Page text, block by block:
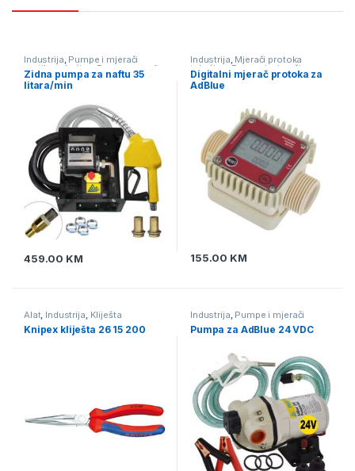
Industrija, Pumpe i mjerači
protika tekućine Pumpe za naftu
Zidna pumpa za naftu 35
litara/min
459.00 KM
Industrija, Mjerači protoka
tekućine ,Pumpe i mjerači
protika tekućine
Digitalni mjerač protoka za
AdBlue
155.00 KM
Alat, Industrija, Kliješta
Knipex kliješta 26 15 200
Industrija, Pumpe i mjerači
protika tekućine, Pumpe za
AdBlue, Pumpe za naftu
Pumpa za AdBlue 24 VDC